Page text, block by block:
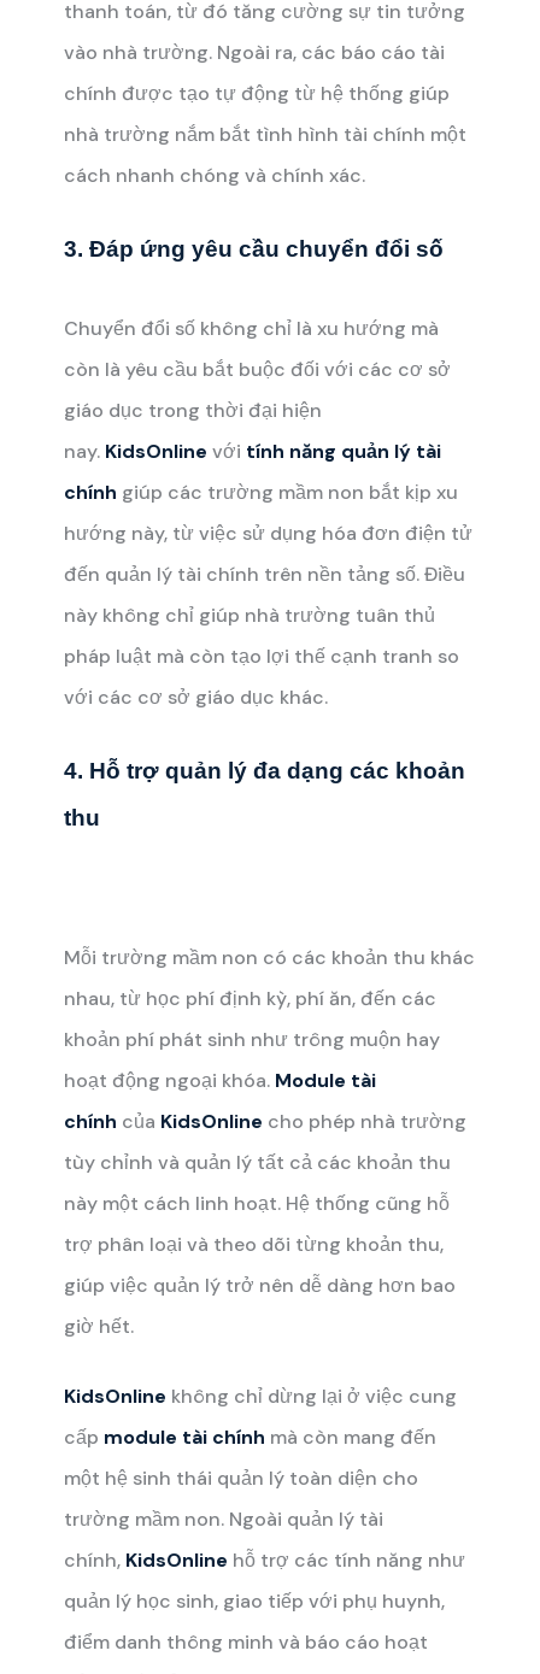
thanh toán, từ đó tăng cường sự tin tưởng
vào nhà trường. Ngoài ra, các báo cáo tài
chính được tạo tự động từ hệ thống giúp
nhà trường nắm bắt tình hình tài chính một
cách nhanh chóng và chính xác.
3. Đáp ứng yêu cầu chuyển đổi số
Chuyển đổi số không chỉ là xu hướng mà
còn là yêu cầu bắt buộc đối với các cơ sở
giáo dục trong thời đại hiện
nay. KidsOnline với tính năng quản lý tài
chính giúp các trường mầm non bắt kịp xu
hướng này, từ việc sử dụng hóa đơn điện tử
đến quản lý tài chính trên nền tảng số. Điều
này không chỉ giúp nhà trường tuân thủ
pháp luật mà còn tạo lợi thế cạnh tranh so
với các cơ sở giáo dục khác.
4. Hỗ trợ quản lý đa dạng các khoản
thu
Mỗi trường mầm non có các khoản thu khác
nhau, từ học phí định kỳ, phí ăn, đến các
khoản phí phát sinh như trông muộn hay
hoạt động ngoại khóa. Module tài
chính của KidsOnline cho phép nhà trường
tùy chỉnh và quản lý tất cả các khoản thu
này một cách linh hoạt. Hệ thống cũng hỗ
trợ phân loại và theo dõi từng khoản thu,
giúp việc quản lý trở nên dễ dàng hơn bao
giờ hết.
KidsOnline không chỉ dừng lại ở việc cung
cấp module tài chính mà còn mang đến
một hệ sinh thái quản lý toàn diện cho
trường mầm non. Ngoài quản lý tài
chính, KidsOnline hỗ trợ các tính năng như
quản lý học sinh, giao tiếp với phụ huynh,
điểm danh thông minh và báo cáo hoạt